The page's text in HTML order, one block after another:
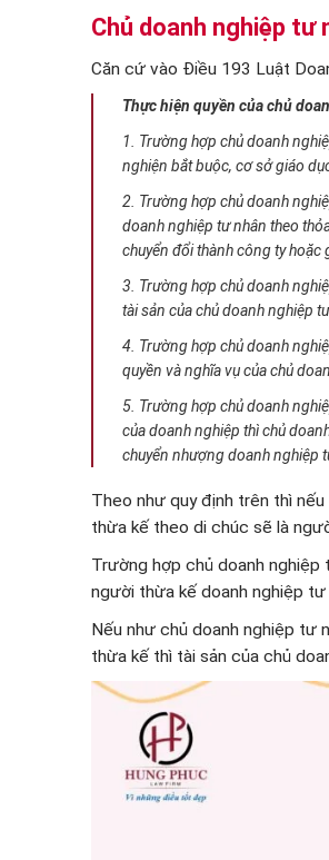
Chủ doanh nghiệp tư
Căn cứ vào Điều 193 Luật
Thực hiện quyền của chủ
1. Trường hợp chủ doanh
nghiện bắt buộc, cơ sở giáo
2. Trường hợp chủ doanh
doanh nghiệp tư nhân theo
chuyển đổi thành công ty hoặc
3. Trường hợp chủ doanh
tài sản của chủ doanh nghiệp
4. Trường hợp chủ doanh
quyền và nghĩa vụ của chủ
5. Trường hợp chủ doanh
của doanh nghiệp thì chủ
chuyển nhượng doanh nghiệp
Theo như quy định trên thì
thừa kế theo di chúc sẽ là
Trường hợp chủ doanh
người thừa kế doanh nghiệp tư
Nếu như chủ doanh nghiệp tư
thừa kế thì tài sản của chủ